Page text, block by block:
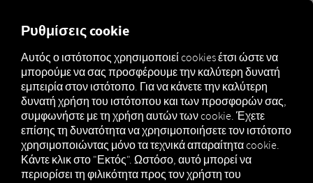
Apps Pocket Fleet
Ρυθμίσεις cookie
Αυτός ο ιστότοπος χρησιμοποιεί cookies έτσι ώστε να
μπορούμε να σας προσφέρουμε την καλύτερη δυνατή
εμπειρία στον ιστότοπο. Για να κάνετε την καλύτερη
δυνατή χρήση του ιστότοπου και των προσφορών σας,
συμφωνήστε με τη χρήση αυτών των cookie. Έχετε
επίσης τη δυνατότητα να χρησιμοποιήσετε τον ιστότοπο
χρησιμοποιώντας μόνο τα τεχνικά απαραίτητα cookie.
Κάντε κλικ στο "Εκτός". Ωστόσο, αυτό μπορεί να
περιορίσει τη φιλικότητα προς τον χρήστη του